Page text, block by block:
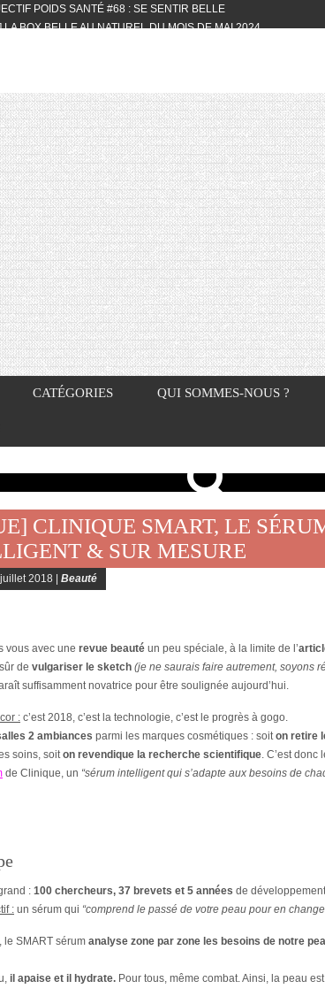
POIDS SANTÉ #68 : SE SENTIR BELLE
LA BOX BELLE AU NATUREL DU MOIS DE MAI 2024
: LES MY LITTLE & BIOTYFULL BOX DU MOIS DE MAI 2024
#10 : MEAL PREP & CONVIVIALITÉ
: LES MY LITTLE & BIOTYFULL BOX DU MOIS D’AVRIL
POIDS SANTÉ #67 : L’AVIS DES AUTRES, CE N’EST QUE
: LES MY LITTLE & BIOTYFULL BOX DES MOIS DE
MARS 2024 FEAT. AKILA
DU MOIS #JANVIER2024
#34 : IDÉES RECETTES RISOTTO
CATÉGORIES QUI SOMMES-NOUS ?
CLINIQUE SMART, LE
& SUR MESURE
2018 | Beauté
vous avec une revue beauté un peu spéciale, à la limite de l’
de vulgariser le sketch (je ne saurais faire autrement, soyons
suffisamment novatrice pour être soulignée aujourd’hui.
: c’est 2018, c’est la technologie, c’est le progrès à gogo.
2 ambiances parmi les marques cosmétiques : soiton retire
soins, soiton revendique la recherche scientifique. C’est donc
de Clinique, un “sérum intelligent qui s’adapte aux besoins de
: 100 chercheurs, 37 brevets et 5 années de
: un sérum qui “comprend le passé de votre peau pour en
le SMART sérum analyse zone par zone les besoins de notre
il apaise et il hydrate. Pour tous, même combat. Ainsi, la peau